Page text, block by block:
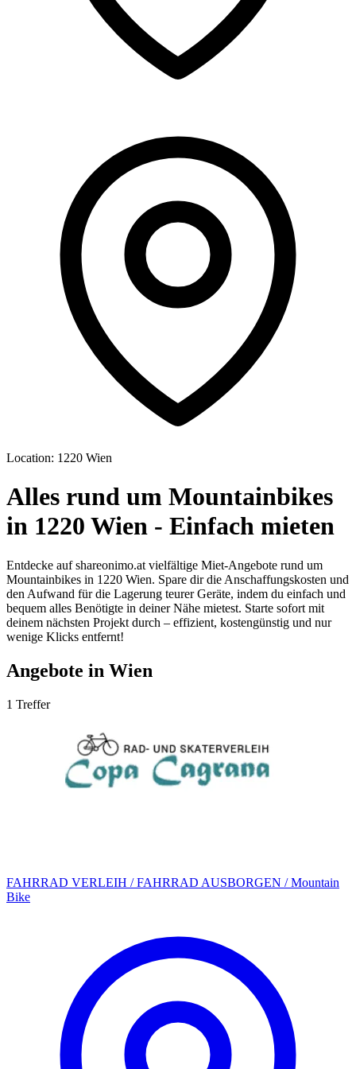
Location: 1220 Wien
Alles rund um Mountainbikes
in 1220 Wien - Einfach mieten
Entdecke auf shareonimo.at vielfältige Miet-Angebote rund um
Mountainbikes in 1220 Wien. Spare dir die Anschaffungskosten und
den Aufwand für die Lagerung teurer Geräte, indem du einfach und
bequem alles Benötigte in deiner Nähe mietest. Starte sofort mit
deinem nächsten Projekt durch – effizient, kostengünstig und nur
wenige Klicks entfernt!
Angebote in Wien
1 Treffer
FAHRRAD VERLEIH / FAHRRAD AUSBORGEN / Mountain
Bike